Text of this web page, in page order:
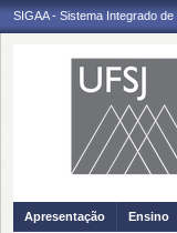
SIGAA - Sistema Integrado
Apresentação Ensino